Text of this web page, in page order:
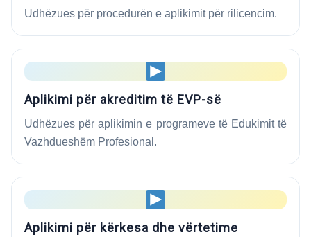
Udhëzues për procedurën e aplikimit për rilicencim.
Aplikimi për akreditim të EVP-së
Udhëzues për aplikimin e programeve të Edukimit të
Vazhdueshëm Profesional.
Aplikimi për kërkesa dhe vërtetime